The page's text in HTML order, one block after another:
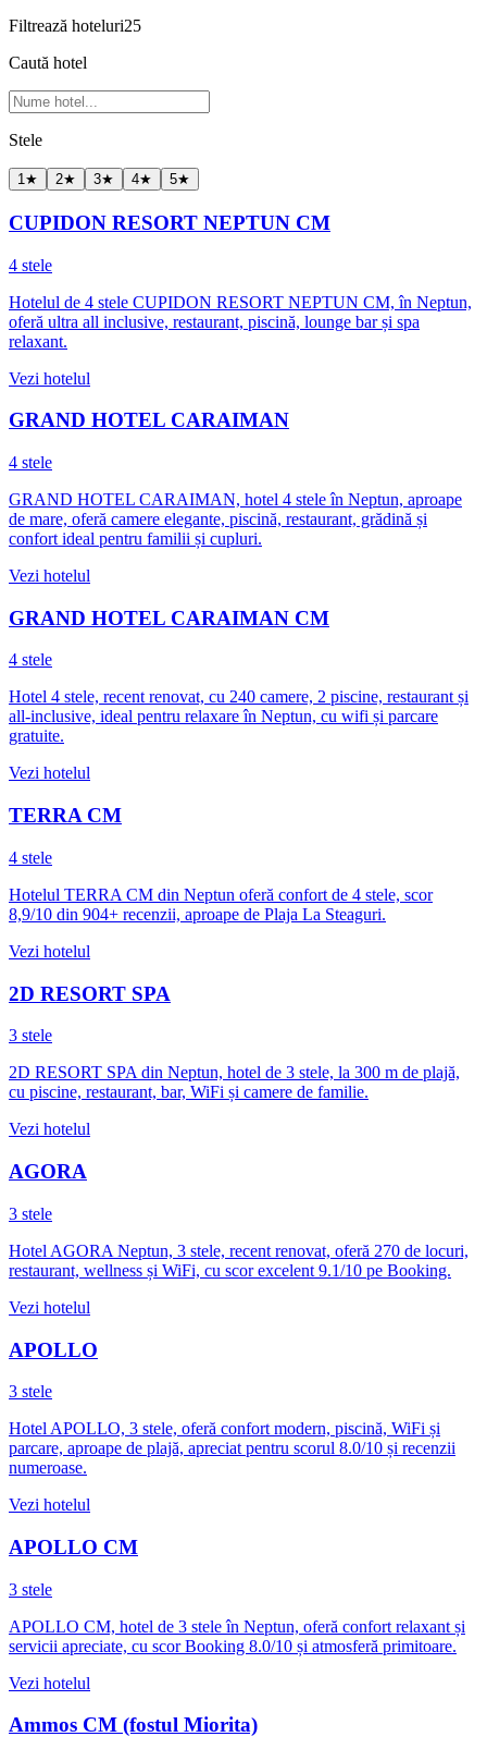
Filtrează hoteluri25
Caută hotel
Stele
1★ 2★ 3★ 4★ 5★
CUPIDON RESORT NEPTUN CM
4 stele
Hotelul de 4 stele CUPIDON RESORT NEPTUN CM, în Neptun,
oferă ultra all inclusive, restaurant, piscină, lounge bar și spa
relaxant.
Vezi hotelul
GRAND HOTEL CARAIMAN
4 stele
GRAND HOTEL CARAIMAN, hotel 4 stele în Neptun, aproape
de mare, oferă camere elegante, piscină, restaurant, grădină și
confort ideal pentru familii și cupluri.
Vezi hotelul
GRAND HOTEL CARAIMAN CM
4 stele
Hotel 4 stele, recent renovat, cu 240 camere, 2 piscine, restaurant și
all-inclusive, ideal pentru relaxare în Neptun, cu wifi și parcare
gratuite.
Vezi hotelul
TERRA CM
4 stele
Hotelul TERRA CM din Neptun oferă confort de 4 stele, scor
8,9/10 din 904+ recenzii, aproape de Plaja La Steaguri.
Vezi hotelul
2D RESORT SPA
3 stele
2D RESORT SPA din Neptun, hotel de 3 stele, la 300 m de plajă,
cu piscine, restaurant, bar, WiFi și camere de familie.
Vezi hotelul
AGORA
3 stele
Hotel AGORA Neptun, 3 stele, recent renovat, oferă 270 de locuri,
restaurant, wellness și WiFi, cu scor excelent 9.1/10 pe Booking.
Vezi hotelul
APOLLO
3 stele
Hotel APOLLO, 3 stele, oferă confort modern, piscină, WiFi și
parcare, aproape de plajă, apreciat pentru scorul 8.0/10 și recenzii
numeroase.
Vezi hotelul
APOLLO CM
3 stele
APOLLO CM, hotel de 3 stele în Neptun, oferă confort relaxant și
servicii apreciate, cu scor Booking 8.0/10 și atmosferă primitoare.
Vezi hotelul
Ammos CM (fostul Miorita)